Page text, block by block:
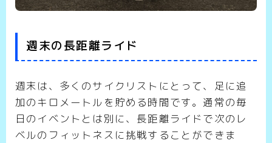
週末の長距離ライド
週末は、多くのサイクリストにとって、足に追
加のキロメートルを貯める時間です。通常の毎
日のイベントとは別に、長距離ライドで次のレ
ベルのフィットネスに挑戦することができま